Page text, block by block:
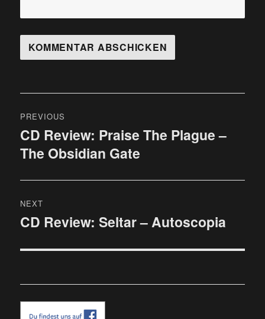
PREVIOUS
Previous
post:
CD Review: Praise The Plague –
The Obsidian Gate
NEXT
Next
CD Review: Seltar – Autoscopia